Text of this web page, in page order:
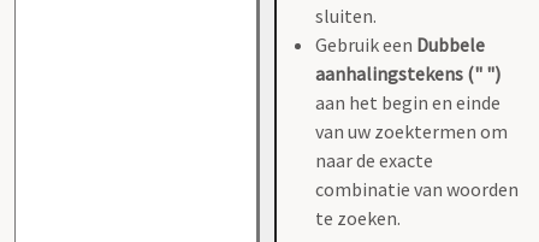
sluiten.
Gebruik een Dubbele
aanhalingstekens (" ")
aan het begin en einde
van uw zoektermen om
naar de exacte
combinatie van woorden
te zoeken.